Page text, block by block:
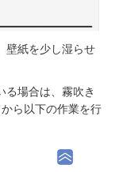
壁紙を少し湿らせ
る場合は、霧吹き
ら以下の作業を行